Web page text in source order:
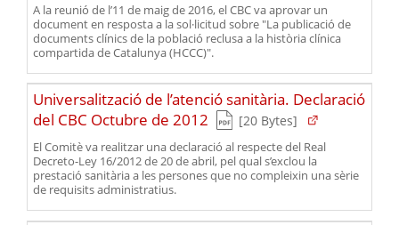
A la reunió de l’11 de maig de 2016, el CBC va aprovar un
document en resposta a la sol·licitud sobre "La publicació de
documents clínics de la població reclusa a la història clínica
compartida de Catalunya (HCCC)".
Universalització de l’atenció sanitària. Declaració
del CBC Octubre de 2012
(Tipus de fitxer pdf)
(Pes del fitxer)
[20 Bytes]
El Comitè va realitzar una declaració al respecte del Real
Decreto-Ley 16/2012 de 20 de abril, pel qual s’exclou la
prestació sanitària a les persones que no compleixin una sèrie
de requisits administratius.